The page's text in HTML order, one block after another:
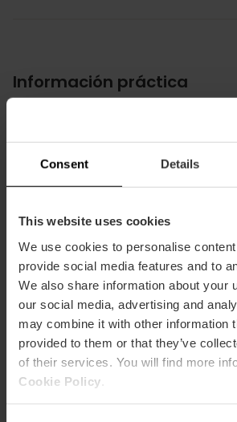
Consent Details
This website uses cookies
We use cookies to personalise
provide social media features and to
We also share information about your
our social media, advertising and
may combine it with other information
provided to them or that they’ve
of their services. You will find more
Cookie Policy
Información práctica
Desayunos de lunes a viernes de
Sábados y domingo de 8:00 a
martes a domingo de 13:30 a
martes a sábado de 20:30 a 22:30
Cómo llegar
Metro
L4
Bus